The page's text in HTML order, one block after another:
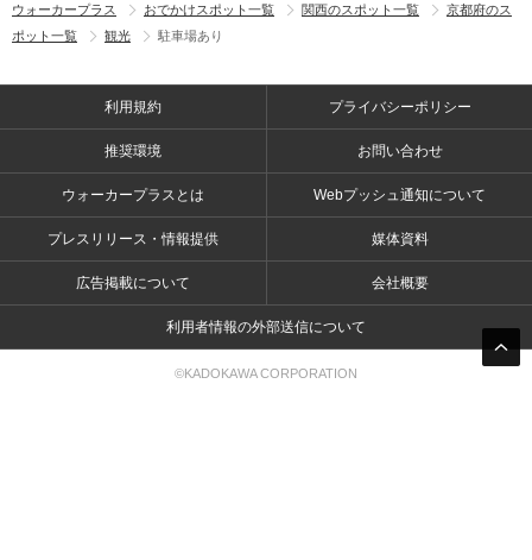
ウォーカープラス おでかけスポット一覧 関西のスポット一覧
京都府のス
ポット一覧
観光 駐車場あり
利用規約 プライバシーポリシー
推奨環境 お問い合わせ
ウォーカープラスとは Webプッシュ通知について
プレスリリース・情報提供 媒体資料
広告掲載について 会社概要
利用者情報の外部送信について
©KADOKAWA CORPORATION